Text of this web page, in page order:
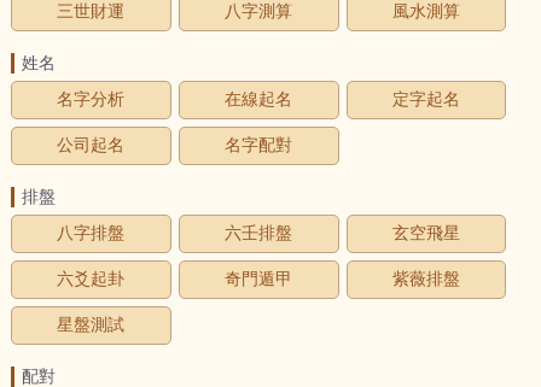
三世財運 八字測算 風水測算
姓名
名字分析
在線起名 定字起名
公司起名 名字配對
排盤
八字排盤
六壬排盤 玄空飛星
六爻起卦 奇門遁甲 紫薇排盤
星盤測試
配對